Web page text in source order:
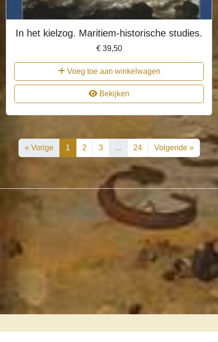
In het kielzog. Maritiem-historische studies.
€39,50
Voeg toe aan winkelwagen
Bekijken
« Vorige 1 2 3 ... 24 Volgende »